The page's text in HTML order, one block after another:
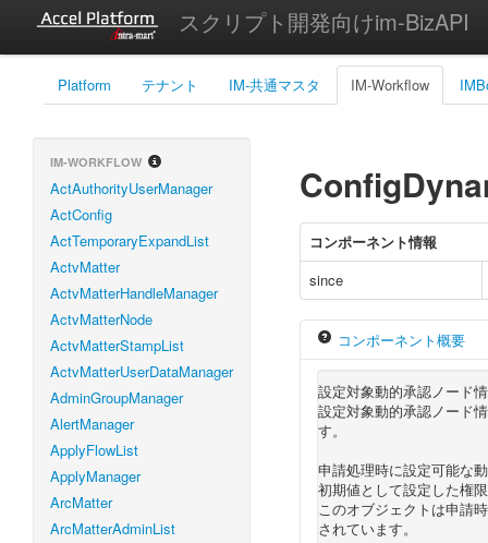
スクリプト開発向けim-BizAPI
Platform テナント IM-共通マスタ IM-Workflow
IM-WORKFLOW
ActAuthorityUserManager
ActConfig
ActTemporaryExpandList
ActvMatter
ActvMatterHandleManager
ActvMatterNode
ActvMatterStampList
ActvMatterUserDataManager
AdminGroupManager
AlertManager
ApplyFlowList
ApplyManager
ArcMatter
ArcMatterAdminList
コンポーネント情報
since
コンポーネント概要
設定対象動的承認ノード
設定対象動的承認ノード
す。
申請処理時に設定可能な
初期値として設定した権
このオブジェクトは申請
されています。